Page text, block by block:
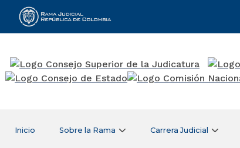
Rama Judicial
Inicio Sobre la Rama Carrera Judicial